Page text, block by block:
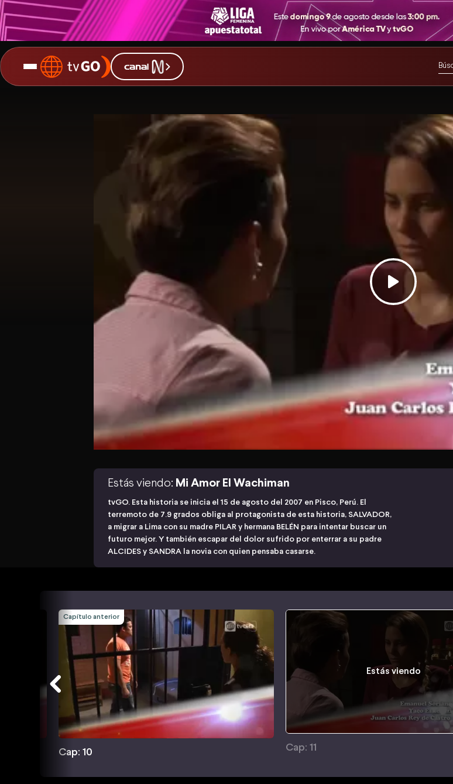
Estás viendo: Mi Amor El Wachiman
tvGO. Esta historia se inicia el 15 de agosto del 2007 en Pisco, Perú. El
terremoto de 7.9 grados obliga al protagonista de esta historia, SALVADOR,
a migrar a Lima con su madre PILAR y hermana BELÉN para intentar buscar un
futuro mejor. Y también escapar del dolor sufrido por enterrar a su padre
ALCIDES y SANDRA la novia con quien pensaba casarse.
Capítulo anterior
Cap: 10
Estás viendo
Cap: 11